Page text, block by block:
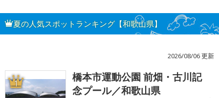
夏の人気スポットランキング【和歌山県】
2026/08/06 更新
1
橋本市運動公園 前畑・古川記
念プール／和歌山県